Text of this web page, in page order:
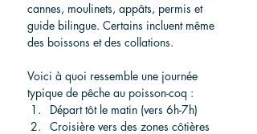
cannes, moulinets, appâts, permis et
guide bilingue. Certains incluent même
des boissons et des collations.
Voici à quoi ressemble une journée
typique de pêche au poisson-coq :
Départ tôt le matin (vers 6h-7h)
Croisière vers des zones côtières